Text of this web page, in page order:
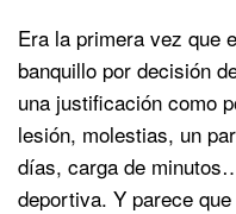
Era la primera vez que
banquillo por decisión
una justificación como
lesión, molestias, un
días, carga de
deportiva. Y parece